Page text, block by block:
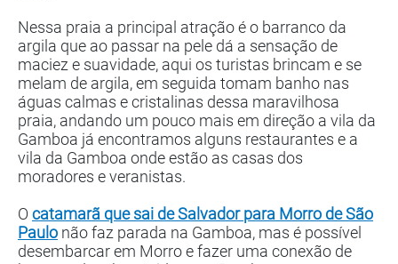
Nessa praia a principal atração é o barranco da
argila que ao passar na pele dá a sensação de
maciez e suavidade, aqui os turistas brincam e se
melam de argila, em seguida tomam banho nas
águas calmas e cristalinas dessa maravilhosa
praia, andando um pouco mais em direção a vila da
Gamboa já encontramos alguns restaurantes e a
vila da Gamboa onde estão as casas dos
moradores e veranistas.
O catamarã que sai de Salvador para Morro de São
Paulo não faz parada na Gamboa, mas é possível
desembarcar em Morro e fazer uma conexão de